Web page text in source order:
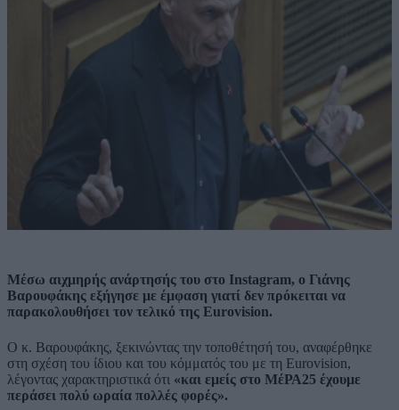
Μέσω αιχμηρής ανάρτησής του στο Instagram, ο Γιάνης
Βαρουφάκης εξήγησε με έμφαση γιατί δεν πρόκειται να
παρακολουθήσει τον τελικό της Eurovision.
Ο κ. Βαρουφάκης, ξεκινώντας την τοποθέτησή του, αναφέρθηκε
στη σχέση του ίδιου και του κόμματός του με τη Eurovision,
λέγοντας χαρακτηριστικά ότι «και εμείς στο ΜέΡΑ25 έχουμε
περάσει πολύ ωραία πολλές φορές».